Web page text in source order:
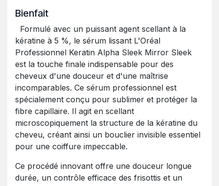
Bienfait
Formulé avec un puissant agent scellant à la
kératine à 5 %, le sérum lissant L'Oréal
Professionnel Keratin Alpha Sleek Mirror Sleek
est la touche finale indispensable pour des
cheveux d'une douceur et d'une maîtrise
incomparables. Ce sérum professionnel est
spécialement conçu pour sublimer et protéger la
fibre capillaire. Il agit en scellant
microscopiquement la structure de la kératine du
cheveu, créant ainsi un bouclier invisible essentiel
pour une coiffure impeccable.
Ce procédé innovant offre une douceur longue
durée, un contrôle efficace des frisottis et un